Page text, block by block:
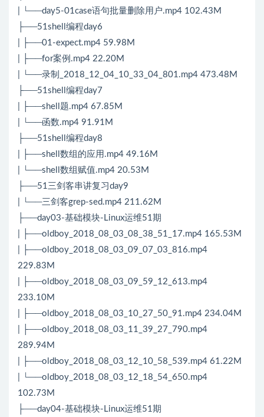
| └──day5-01case语句批量删除用户.mp4 102.43M
├──51shell编程day6
| ├──01-expect.mp4 59.98M
| ├──for案例.mp4 22.20M
| └──录制_2018_12_04_10_33_04_801.mp4 473.48M
├──51shell编程day7
| ├──shell题.mp4 67.85M
| └──函数.mp4 91.91M
├──51shell编程day8
| ├──shell数组的应用.mp4 49.16M
| └──shell数组赋值.mp4 20.53M
├──51三剑客串讲复习day9
| └──三剑客grep-sed.mp4 211.62M
├──day03-基础模块-Linux运维51期
| ├──oldboy_2018_08_03_08_38_51_17.mp4 165.53M
| ├──oldboy_2018_08_03_09_07_03_816.mp4
229.83M
| ├──oldboy_2018_08_03_09_59_12_613.mp4
233.10M
| ├──oldboy_2018_08_03_10_27_50_91.mp4 234.04M
| ├──oldboy_2018_08_03_11_39_27_790.mp4
289.94M
| ├──oldboy_2018_08_03_12_10_58_539.mp4 61.22M
| └──oldboy_2018_08_03_12_18_54_650.mp4
102.73M
├──day04-基础模块-Linux运维51期